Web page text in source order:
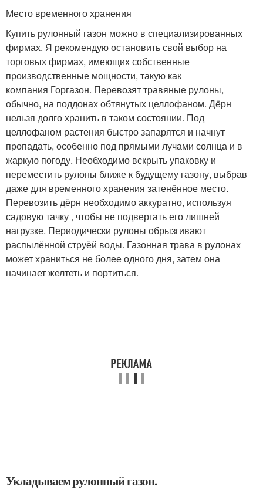
Место временного хранения
Купить рулонный газон можно в специализированных
фирмах. Я рекомендую остановить свой выбор на
торговых фирмах, имеющих собственные
производственные мощности, такую как
компания Горгазон. Перевозят травяные рулоны,
обычно, на поддонах обтянутых целлофаном. Дёрн
нельзя долго хранить в таком состоянии. Под
целлофаном растения быстро запарятся и начнут
пропадать, особенно под прямыми лучами солнца и в
жаркую погоду. Необходимо вскрыть упаковку и
переместить рулоны ближе к будущему газону, выбрав
даже для временного хранения затенённое место.
Перевозить дёрн необходимо аккуратно, используя
садовую тачку , чтобы не подвергать его лишней
нагрузке. Периодически рулоны обрызгивают
распылённой струёй воды. Газонная трава в рулонах
может храниться не более одного дня, затем она
начинает желтеть и портиться.
Укладываем рулонный газон.